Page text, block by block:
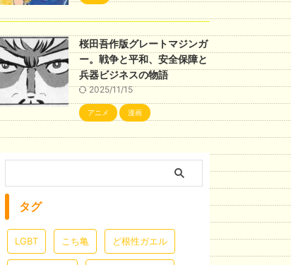
桜田吾作版グレートマジンガ
ー。戦争と平和、安全保障と
兵器ビジネスの物語
2025/11/15
アニメ 漫画
タグ
LGBT こち亀 ど根性ガエル